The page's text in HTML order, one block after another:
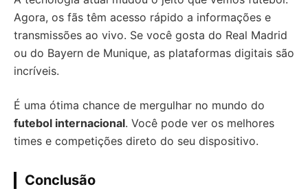
Agora, os fãs têm acesso rápido a informações e
transmissões ao vivo. Se você gosta do Real Madrid
ou do Bayern de Munique, as plataformas digitais são
incríveis.
É uma ótima chance de mergulhar no mundo do
futebol internacional. Você pode ver os melhores
times e competições direto do seu dispositivo.
Conclusão